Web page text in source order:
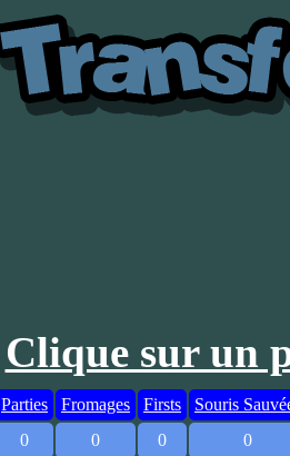
Clique sur un
Parties Fromages Firsts
Souris
0 0 0
0